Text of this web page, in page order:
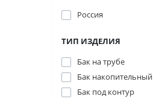
Россия
ТИП ИЗДЕЛИЯ
Бак на трубе
Бак накопительный
Бак под контур